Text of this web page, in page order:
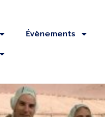
Évènements